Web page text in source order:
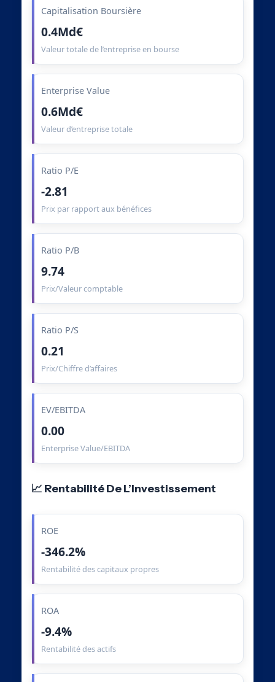
Capitalisation Boursière
0.4Md€
Valeur totale de l’entreprise en bourse
Enterprise Value
0.6Md€
Valeur d’entreprise totale
Ratio P/E
-2.81
Prix par rapport aux bénéfices
Ratio P/B
9.74
Prix/Valeur comptable
Ratio P/S
0.21
Prix/Chiffre d’affaires
EV/EBITDA
0.00
Enterprise Value/EBITDA
📈 Rentabilité De L’Investissement
ROE
-346.2%
Rentabilité des capitaux propres
ROA
-9.4%
Rentabilité des actifs